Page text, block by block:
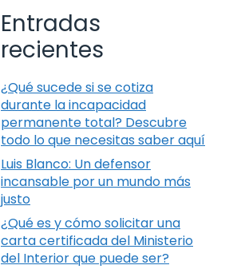
Entradas
recientes
¿Qué sucede si se cotiza
durante la incapacidad
permanente total? Descubre
todo lo que necesitas saber aquí
Luis Blanco: Un defensor
incansable por un mundo más
justo
¿Qué es y cómo solicitar una
carta certificada del Ministerio
del Interior que puede ser?